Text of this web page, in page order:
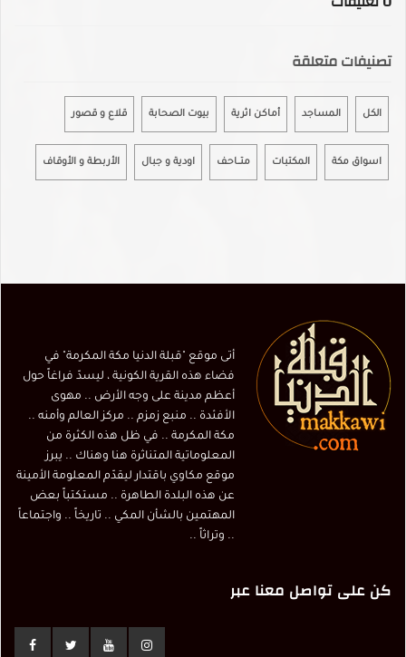
تصنيفات متعلقة
الكل المساجد أماكن اثرية بيوت الصحابة قلاع و قصور
اسواق مكة المكتبات متـــاحـف اودية و جبال الأربطة و الأوقاف
أتى موقع "قبلة الدنيا مكة المكرمة" في
فضاء هذه القرية الكونية ، ليسدّ فراغاً حول
أعظم مدينة على وجه الأرض .. مهوى
الأفئدة .. منبع زمزم .. مركز العالم وأمنه ..
مكة المكرمة .. في ظل هذه الكثرة من
المعلوماتية المتناثرة هنا وهناك .. يبرز
موقع مكاوي باقتدار ليقدّم المعلومة الأمينة
عن هذه البلدة الطاهرة .. مستكتباً بعض
المهتمين بالشأن المكي .. تاريخاً .. واجتماعاً
.. وتراثاً ..
كن على تواصل معنا عبر